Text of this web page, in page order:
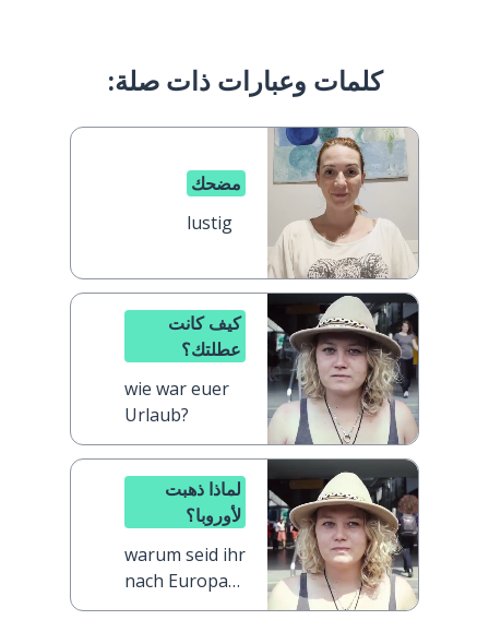
كلمات وعبارات ذات صلة:
مضحك
lustig
كيف كانت
عطلتك؟
wie war euer
Urlaub?
لماذا ذهبت
لأوروبا؟
warum seid ihr
nach Europa
gegangen?